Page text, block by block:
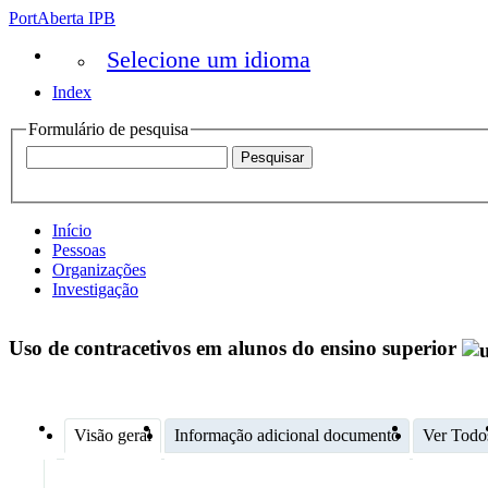
PortAberta IPB
Selecione um idioma
Index
Formulário de pesquisa
Início
Pessoas
Organizações
Investigação
Uso de contracetivos em alunos do ensino superior
Visão geral Informação adicional documento Ver